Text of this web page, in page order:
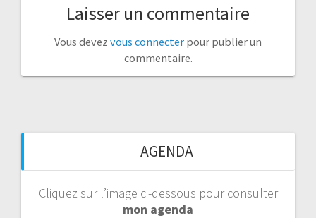
Laisser un commentaire
Vous devez vous connecter pour publier un
commentaire.
AGENDA
Cliquez sur l’image ci-dessous pour consulter
mon agenda